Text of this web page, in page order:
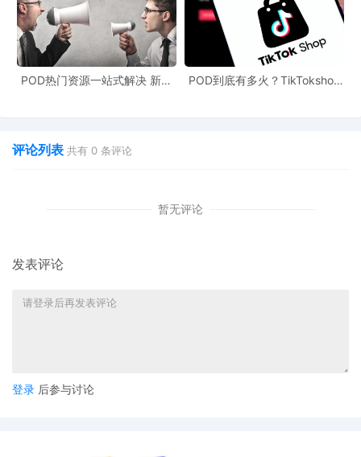
POD热门资源一站式解决 新手
POD到底有多火？TikTokshop
评论列表 共有 0 条评论
暂无评论
发表评论
登录 后参与讨论